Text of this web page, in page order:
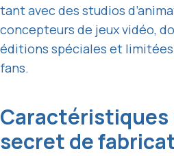
tant avec des studios
concepteurs de jeux vidéo,
éditions spéciales et
fans.
Caractéristiques
secret de